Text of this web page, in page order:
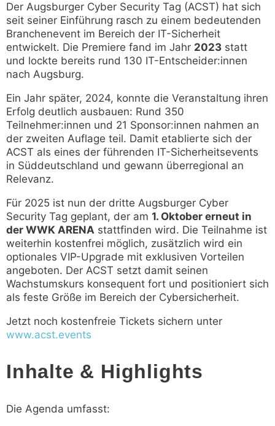
Der Augsburger Cyber Security Tag (ACST) hat sich
seit seiner Einführung rasch zu einem bedeutenden
Branchenevent im Bereich der IT-Sicherheit
entwickelt. Die Premiere fand im Jahr 2023 statt
und lockte bereits rund 130 IT-Entscheider:innen
nach Augsburg.
Ein Jahr später, 2024, konnte die Veranstaltung ihren
Erfolg deutlich ausbauen: Rund 350
Teilnehmer:innen und 21 Sponsor:innen nahmen an
der zweiten Auflage teil. Damit etablierte sich der
ACST als eines der führenden IT-Sicherheitsevents
in Süddeutschland und gewann überregional an
Relevanz.
Für 2025 ist nun der dritte Augsburger Cyber
Security Tag geplant, der am 1. Oktober erneut in
der WWK ARENA stattfinden wird. Die Teilnahme ist
weiterhin kostenfrei möglich, zusätzlich wird ein
optionales VIP-Upgrade mit exklusiven Vorteilen
angeboten. Der ACST setzt damit seinen
Wachstumskurs konsequent fort und positioniert sich
als feste Größe im Bereich der Cybersicherheit.
Jetzt noch kostenfreie Tickets sichern unter
www.acst.events
Inhalte & Highlights
Die Agenda umfasst: